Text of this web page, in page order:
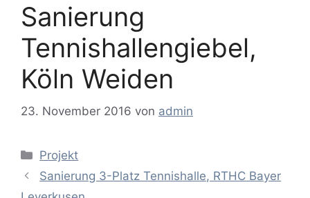
Sanierung
Tennishallengiebel,
Köln Weiden
23. November 2016 von admin
Kategorien
Projekt
Sanierung 3-Platz Tennishalle, RTHC Bayer